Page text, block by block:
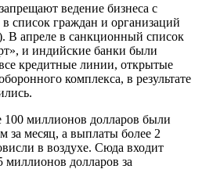
ведение бизнеса с
список граждан и организаций
В апреле в санкционный список
и индийские банки были
кредитные линии, открытые
комплекса, в результате
миллионов долларов были
за месяц, а выплаты более 2
в воздухе. Сюда входит
миллионов долларов за